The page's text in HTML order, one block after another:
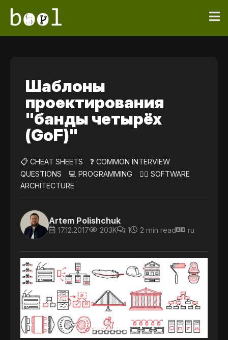
Шаблоны
проектирования
"банды четырёх
(GoF)"
📋 CHEAT SHEETS
❓ COMMON INTERVIEW
QUESTIONS
💻 PROGRAMMING
👷‍♀️ SOFTWARE
ARCHITECTURE
Artem Polishchuk
17.12.2017 203K 1 2 min read ru